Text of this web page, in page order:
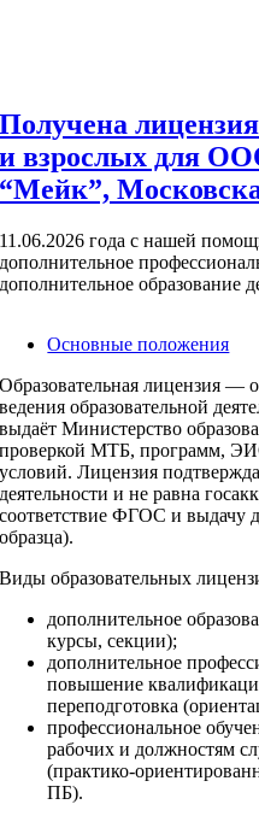
Получена
и взрослых для
“Мейк”,
11.06.2026 года с нашей
дополнительное
дополнительное образование
Основные положения
Образовательная лицензия —
ведения образовательной
выдаёт Министерство
проверкой МТБ, программ,
условий. Лицензия
деятельности и не равна
соответствие ФГОС и выдачу
образца).
Виды образовательных
дополнительное
курсы, секции);
дополнительное
повышение
переподготовка
профессиональное
рабочих и должностям
ПБ).